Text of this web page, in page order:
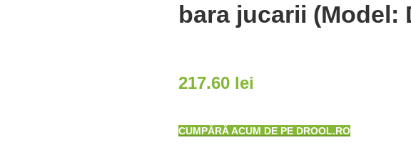
bara jucarii (Model:
217.60 lei
CUMPĂRĂ ACUM DE PE DROOL.RO